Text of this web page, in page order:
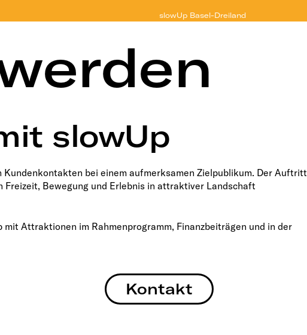
slowUp Basel-Dreiland
slowUp
bei einem aufmerksamen Zielpublikum. Der Auftritt
Bewegung und Erlebnis in attraktiver Landschaft
Attraktionen im Rahmenprogramm, Finanzbeiträgen und in der
Kontakt